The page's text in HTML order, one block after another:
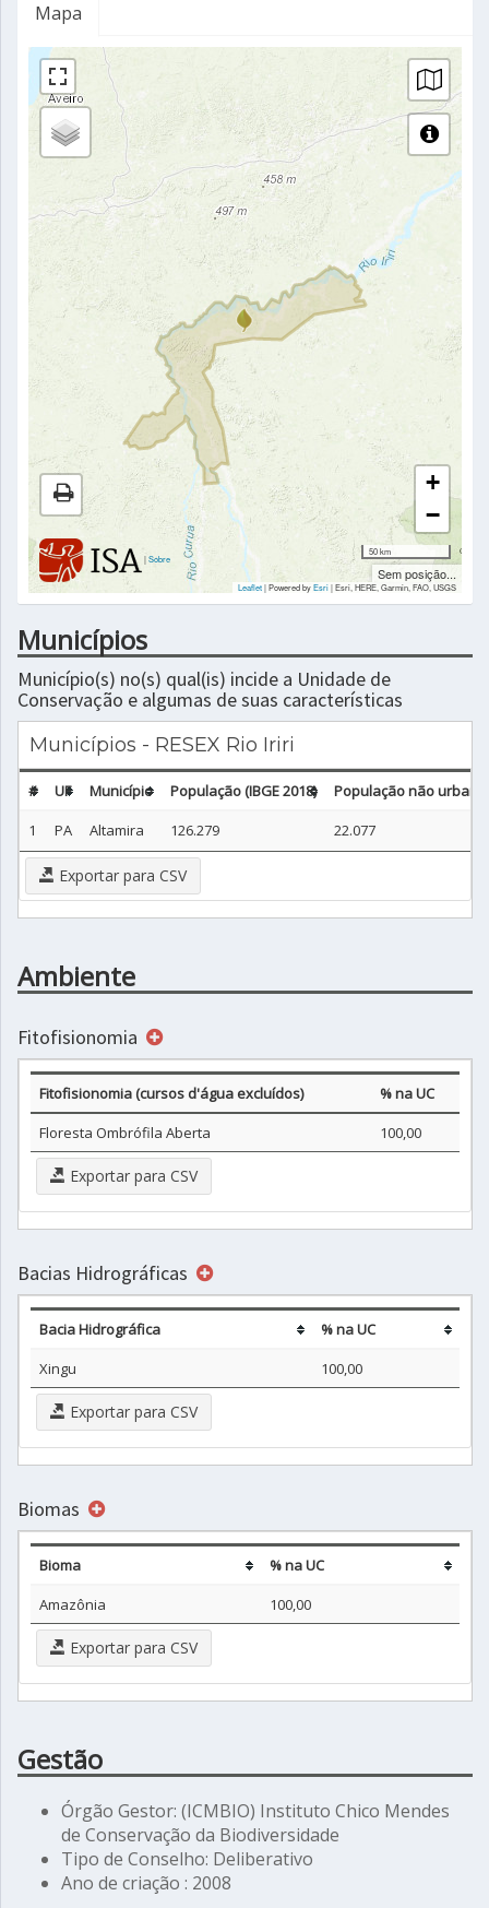
Mapa
|Sobre
+
−
50 km
Sem posição...
Leaflet| Powered byEsri|Esri, HERE, Garmin, FAO, USGS
Municípios
Município(s) no(s) qual(is) incide a Unidade de
Conservação e algumas de suas características
Municípios - RESEX Rio Iriri
# UF Município População (IBGE 2018)
População não urbana
1
PA Altamira 126.279 22.077
Exportar para CSV
Ambiente
Fitofisionomia
Fitofisionomia (cursos d'água excluídos)
% na UC
Floresta Ombrófila Aberta
100,00
Exportar para CSV
Bacias Hidrográficas
Bacia Hidrográfica
% na UC
Xingu
100,00
Exportar para CSV
Biomas
Bioma
% na UC
Amazônia
100,00
Exportar para CSV
Gestão
Órgão Gestor: (ICMBIO) Instituto Chico Mendes
de Conservação da Biodiversidade
Tipo de Conselho: Deliberativo
Ano de criação : 2008